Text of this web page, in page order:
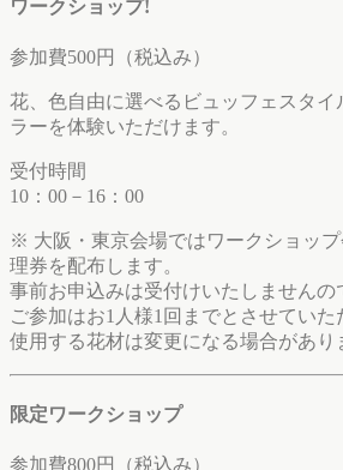
ワークショップ!
参加費500円（税込み）
花、色自由に選べるビュッフェスタイ
ラーを体験いただけます。
受付時間
10：00－16：00
※ 大阪・東京会場ではワークショッ
理券を配布します。
事前お申込みは受付けいたしませんの
ご参加はお1人様1回までとさせていた
使用する花材は変更になる場合があり
限定ワークショップ
参加費800円（税込み）